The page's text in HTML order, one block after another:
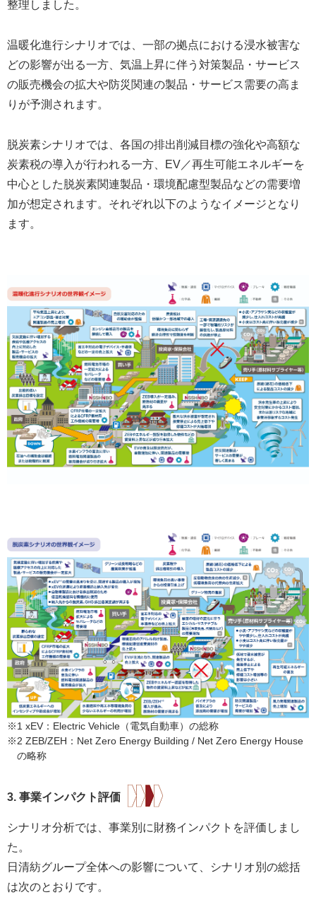
整理しました。
温暖化進行シナリオでは、一部の拠点における浸水被害な
どの影響が出る一方、気温上昇に伴う対策製品・サービス
の販売機会の拡大や防災関連の製品・サービス需要の高ま
りが予測されます。
脱炭素シナリオでは、各国の排出削減目標の強化や高額な
炭素税の導入が行われる一方、EV／再生可能エネルギーを
中心とした脱炭素関連製品・環境配慮型製品などの需要増
加が想定されます。それぞれ以下のようなイメージとなり
ます。
※1 xEV：Electric Vehicle（電気自動車）の総称
※2 ZEB/ZEH：Net Zero Energy Building / Net Zero Energy House
の略称
3. 事業インパクト評価
シナリオ分析では、事業別に財務インパクトを評価しまし
た。
日清紡グループ全体への影響について、シナリオ別の総括
は次のとおりです。